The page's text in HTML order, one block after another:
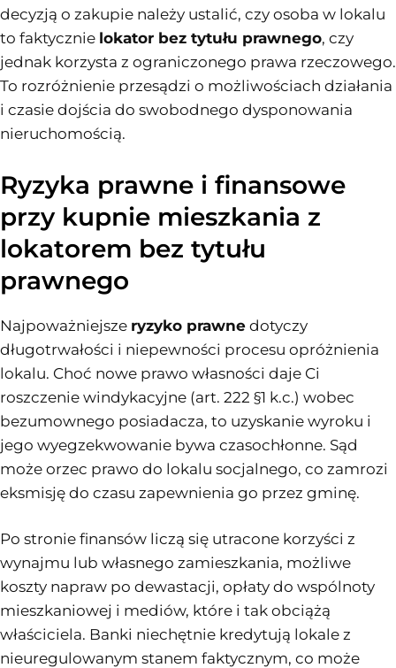
decyzją o zakupie należy ustalić, czy osoba w lokalu
to faktycznie lokator bez tytułu prawnego, czy
jednak korzysta z ograniczonego prawa rzeczowego.
To rozróżnienie przesądzi o możliwościach działania
i czasie dojścia do swobodnego dysponowania
nieruchomością.
Ryzyka prawne i finansowe
przy kupnie mieszkania z
lokatorem bez tytułu
prawnego
Najpoważniejsze ryzyko prawne dotyczy
długotrwałości i niepewności procesu opróżnienia
lokalu. Choć nowe prawo własności daje Ci
roszczenie windykacyjne (art. 222 §1 k.c.) wobec
bezumownego posiadacza, to uzyskanie wyroku i
jego wyegzekwowanie bywa czasochłonne. Sąd
może orzec prawo do lokalu socjalnego, co zamrozi
eksmisję do czasu zapewnienia go przez gminę.
Po stronie finansów liczą się utracone korzyści z
wynajmu lub własnego zamieszkania, możliwe
koszty napraw po dewastacji, opłaty do wspólnoty
mieszkaniowej i mediów, które i tak obciążą
właściciela. Banki niechętnie kredytują lokale z
nieuregulowanym stanem faktycznym, co może